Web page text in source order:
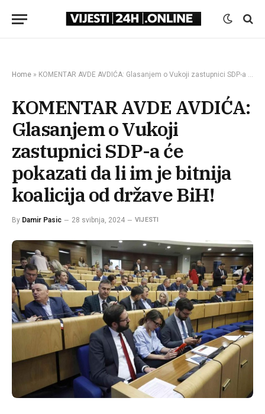
Home » KOMENTAR AVDE AVDIĆA: Glasanjem o Vukoji zastupnici SDP-a će pokazati da li im je bitnija koalicija od države BiH!
KOMENTAR AVDE AVDIĆA:
Glasanjem o Vukoji
zastupnici SDP-a će
pokazati da li im je bitnija
koalicija od države BiH!
By Damir Pasic 28 svibnja, 2024 VIJESTI